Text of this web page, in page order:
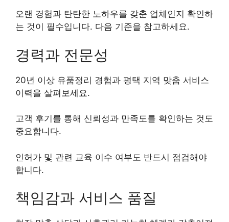
오랜 경험과 탄탄한 노하우를 갖춘 업체인지 확인하
는 것이 필수입니다. 다음 기준을 참고하세요.
경력과 전문성
20년 이상 유품정리 경험과 평택 지역 맞춤 서비스
이력을 살펴보세요.
고객 후기를 통해 신뢰성과 만족도를 확인하는 것도
중요합니다.
인허가 및 관련 교육 이수 여부도 반드시 점검해야
합니다.
책임감과 서비스 품질